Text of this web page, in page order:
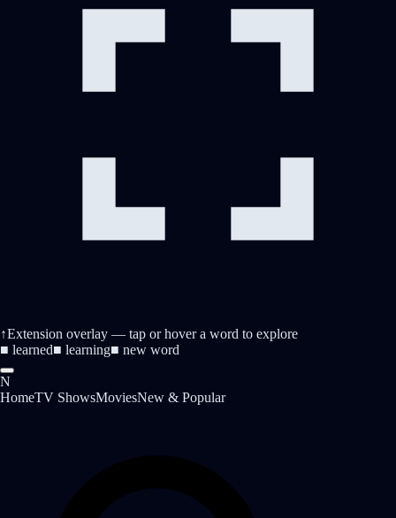
↑Extension overlay — tap or hover a word to explore
■ learned■ learning■ new word
N
HomeTV ShowsMoviesNew & Popular